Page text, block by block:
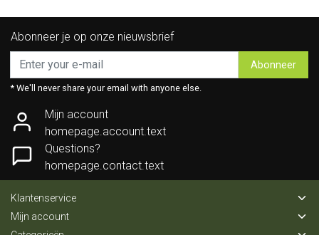
Abonneer je op onze nieuwsbrief
Abonneer
* We'll never share your email with anyone else.
Mijn account
homepage.account.text
Questions?
homepage.contact.text
Klantenservice
Mijn account